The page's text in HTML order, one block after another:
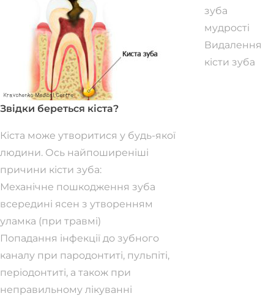
Звідки береться кіста?
Кіста може утворитися у будь-якої
людини. Ось найпоширеніші
причини кісти зуба:
Механічне пошкодження зуба
всередині ясен з утворенням
уламка (при травмі)
Попадання інфекції до зубного
каналу при пародонтиті, пульпіті,
періодонтиті, а також при
неправильному лікуванні
зуба
мудрості
Видалення
кісти зуба